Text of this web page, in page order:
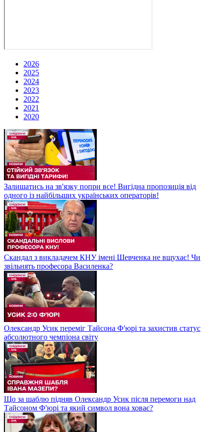
2026
2025
2024
2023
2022
2021
2020
Залишатись на зв'язку попри все! Вигідна пропозиція від
одного із найбільших українських операторів!
Скандал з викладачем КНУ імені Шевченка не вщухає! Чи
звільнять професора Василенка?
Олександр Усик переміг Тайсона Ф'юрі та захистив статус
абсолютного чемпіона світу
Що за шаблю підняв Олександр Усик після перемоги над
Тайсоном Ф'юрі та який символ вона ховає?